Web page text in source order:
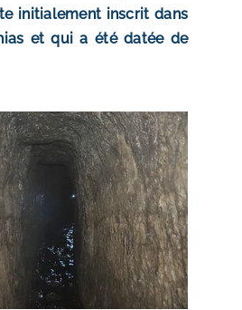
initialement inscrit dans
et qui a été datée de